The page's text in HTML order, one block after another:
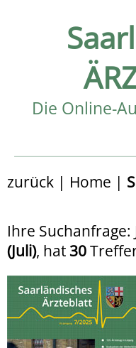
Die Online-
zurück | Home |
Ihre Suchanfrage:
(Juli), hat 30